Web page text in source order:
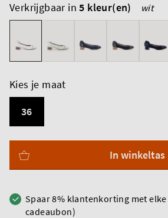
Verkrijgbaar in5 kleur(en) wit
Kies je maat
36
In winkeltas
Spaar 8% klantenkorting met
cadeaubon)